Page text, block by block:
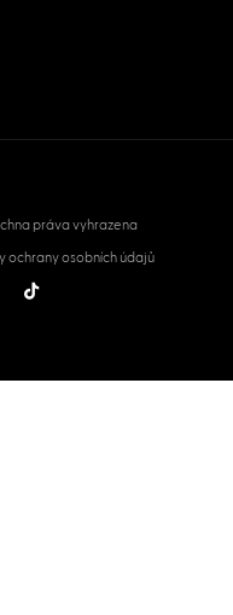
práva vyhrazena
ochrany osobních údajů